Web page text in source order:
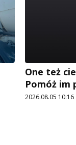
One też
Pomóż im
2026.08.05 10:16